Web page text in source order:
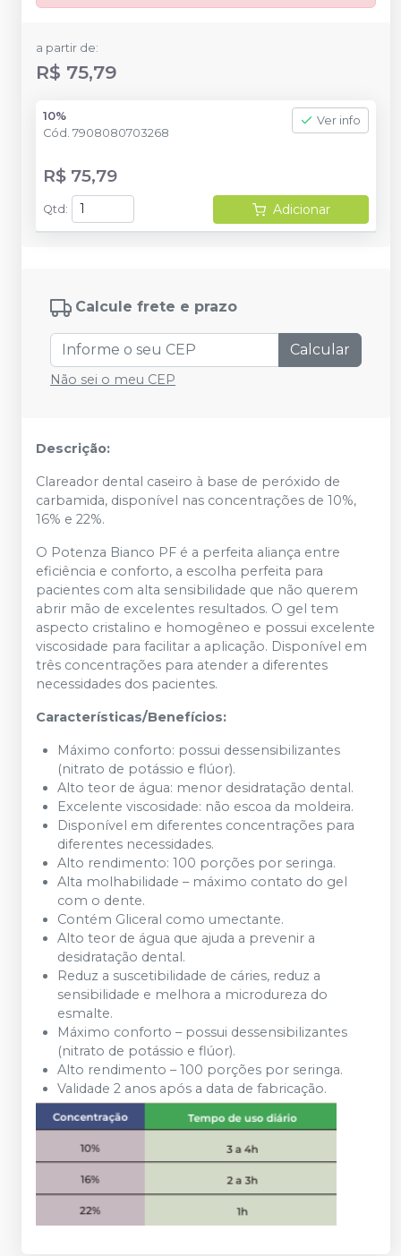
a partir de:
R$ 75,79
10%
Cód. 7908080703268
Ver info
R$ 75,79
Qtd : Adicionar
Calcule frete e prazo
Calcular
Não sei o meu CEP
Descrição:
Clareador dental caseiro à base de peróxido de
carbamida, disponível nas concentrações de 10%,
16% e 22%.
O Potenza Bianco PF é a perfeita aliança entre
eficiência e conforto, a escolha perfeita para
pacientes com alta sensibilidade que não querem
abrir mão de excelentes resultados. O gel tem
aspecto cristalino e homogêneo e possui excelente
viscosidade para facilitar a aplicação. Disponível em
três concentrações para atender a diferentes
necessidades dos pacientes.
Características/Benefícios:
Máximo conforto: possui dessensibilizantes
(nitrato de potássio e flúor).
Alto teor de água: menor desidratação dental.
Excelente viscosidade: não escoa da moldeira.
Disponível em diferentes concentrações para
diferentes necessidades.
Alto rendimento: 100 porções por seringa.
Alta molhabilidade – máximo contato do gel
com o dente.
Contém Gliceral como umectante.
Alto teor de água que ajuda a prevenir a
desidratação dental.
Reduz a suscetibilidade de cáries, reduz a
sensibilidade e melhora a microdureza do
esmalte.
Máximo conforto – possui dessensibilizantes
(nitrato de potássio e flúor).
Alto rendimento – 100 porções por seringa.
Validade 2 anos após a data de fabricação.